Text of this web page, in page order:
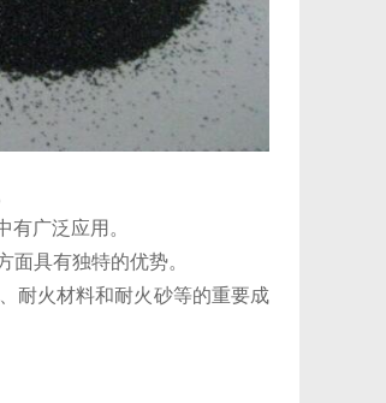
广泛应用‌。
具有独特的优势‌。
耐火材料和耐火砂等的重要成